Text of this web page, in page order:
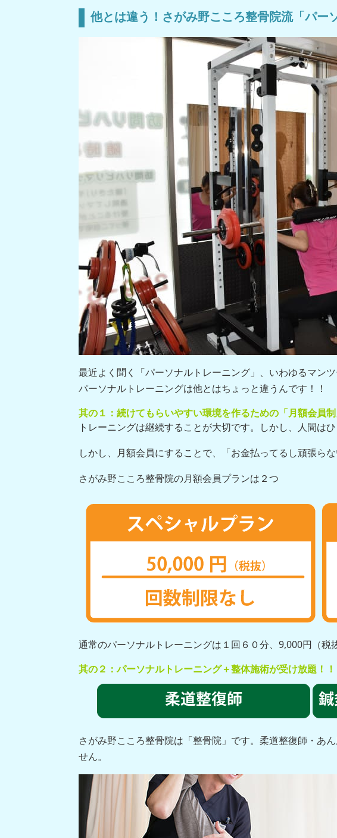
他とは違う！さがみ野こころ整骨院流「パー
最近よく聞く「パーソナルトレーニング」、いわゆるマン
パーソナルトレーニングは他とはちょっと違うんです！！
其の１：続けてもらいやすい環境を作るための「月額会員制
トレーニングは継続することが大切です。しかし、人間は
しかし、月額会員にすることで、「お金払ってるし頑張ら
さがみ野こころ整骨院の月額会員プランは２つ
通常のパーソナルトレーニングは１回６０分、9,000円（
其の２：パーソナルトレーニング＋整体施術が受け放題！！
さがみ野こころ整骨院は「整骨院」です。柔道整復師・あ
せん。